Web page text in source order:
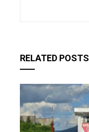
RELATED POSTS